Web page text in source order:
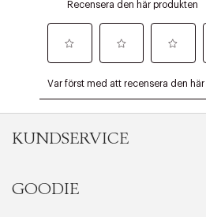
KUNDSERVICE
Onlineköp
GOODIE